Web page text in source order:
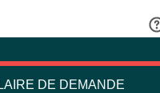
DE DEMANDE